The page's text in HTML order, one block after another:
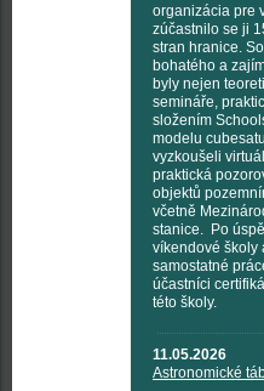
organizácia pre
zúčastnilo se ji
stran hranice.
bohatého a
byly nejen
semináře,
složením
modelu
vyzkoušeli
praktická
objektů
včetně
stanice. Po
víkendové školy
samostatné
účastníci
této školy.
11.05.2026
Astronomické